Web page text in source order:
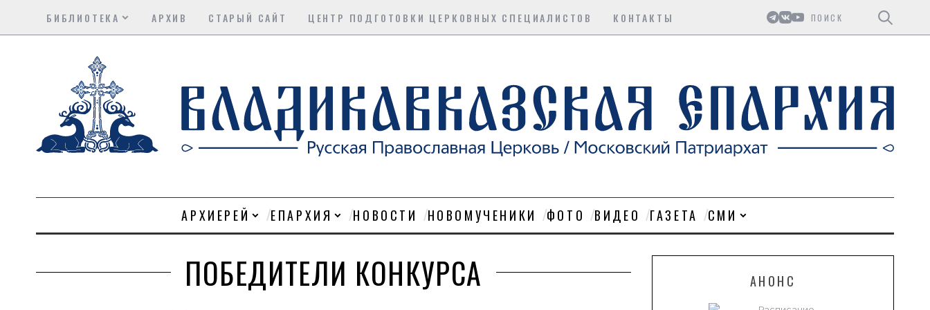
БИБЛИОТЕКА АРХИВ СТАРЫЙ САЙТ ЦЕНТР ПОДГОТОВКИ ЦЕРКОВНЫХ СПЕЦИАЛИСТОВ КОНТАКТЫ
АРХИЕРЕЙ ЕПАРХИЯ НОВОСТИ НОВОМУЧЕНИКИ ФОТО ВИДЕО ГАЗЕТА СМИ
АНОНС
ПОБЕДИТЕЛИ КОНКУРСА